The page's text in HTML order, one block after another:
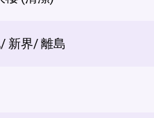
新界/ 離島